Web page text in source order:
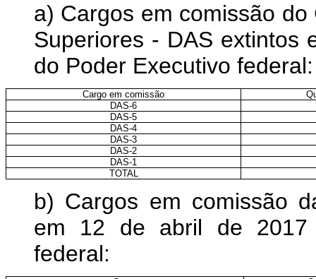
a) Cargos em comissão
Superiores - DAS extintos
do Poder Executivo federal:
Cargo em comissão
DAS-6
DAS-5
DAS-4
DAS-3
DAS-2
DAS-1
TOTAL
b) Cargos em comissão
em 12 de abril de 2017
federal: